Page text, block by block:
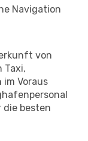
Navigation
von
Taxi,
Voraus
besten